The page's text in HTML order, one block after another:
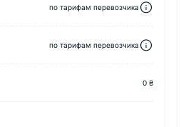
по тарифам перевозчика
по тарифам перевозчика
0 ₴